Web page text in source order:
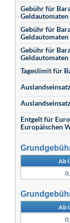
Gebühr für
Gebühr für
Gebühr für
Tageslimit für
Entgelt für
Europäischen
Ab
Ab